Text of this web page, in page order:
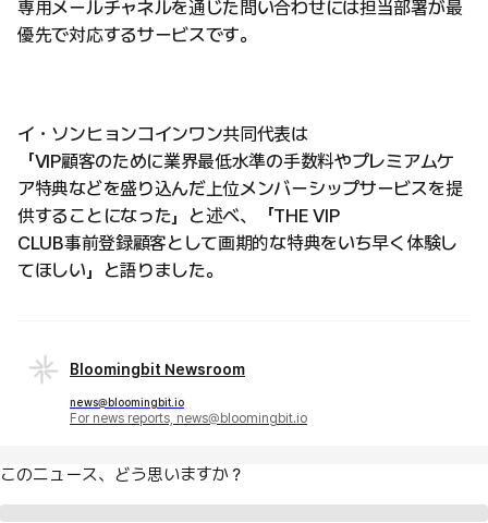
専用メールチャネルを通じた問い合わせには担当部署が最
優先で対応するサービスです。
イ・ソンヒョンコインワン共同代表は
「VIP顧客のために業界最低水準の手数料やプレミアムケ
ア特典などを盛り込んだ上位メンバーシップサービスを提
供することになった」と述べ、「THE VIP
CLUB事前登録顧客として画期的な特典をいち早く体験し
てほしい」と語りました。
Bloomingbit Newsroom
news@bloomingbit.io
For news reports, news@bloomingbit.io
このニュース、どう思いますか？